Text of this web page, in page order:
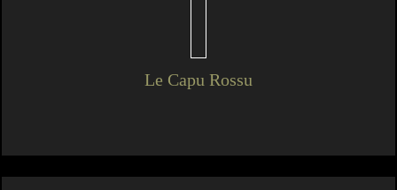
Le Capu Rossu